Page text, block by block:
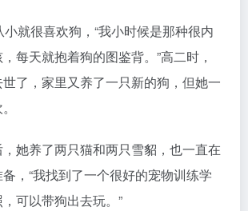
就很喜欢狗，“我小时候是那种很内
每天就抱着狗的图鉴背。”高二时，
了，家里又养了一只新的狗，但她一
她养了两只猫和两只雪貂，也一直在
，“我找到了一个很好的宠物训练学
可以带狗出去玩。”